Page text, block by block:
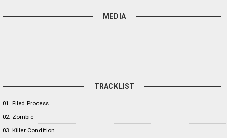
MEDIA
TRACKLIST
01. Filed Process
02. Zombie
03. Killer Condition